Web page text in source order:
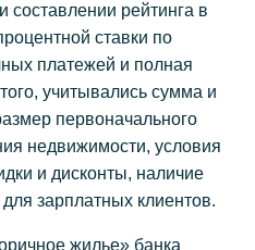
рейтинга в
ставки по
платежей и полная
учитывались сумма и
первоначального
недвижимости, условия
и дисконты, наличие
зарплатных клиентов.
жилье» банка